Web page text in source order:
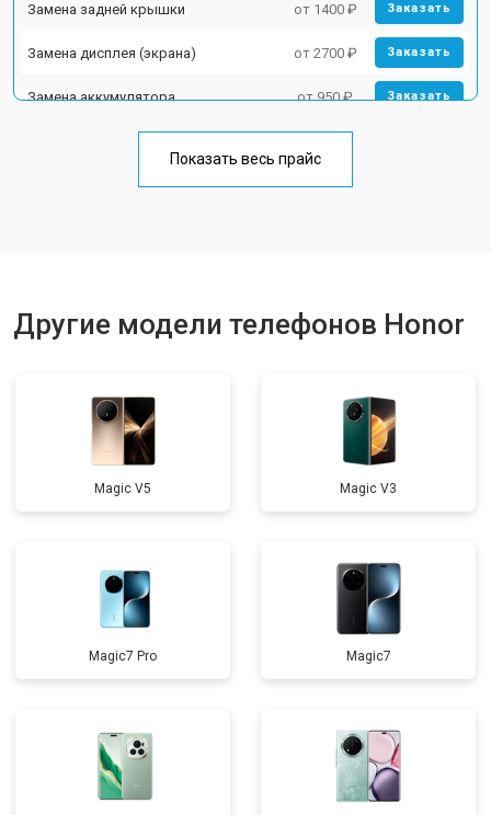
Замена задней крышки от 1400 ₽ Заказать
Замена дисплея (экрана) от 2700 ₽ Заказать
Замена аккумулятора от 950 ₽ Заказать
Ремонт цепи питания от 3200 ₽
Показать весь прайс
Другие модели телефонов Honor
Magic V5 Magic V3
Magic7 Pro Magic7